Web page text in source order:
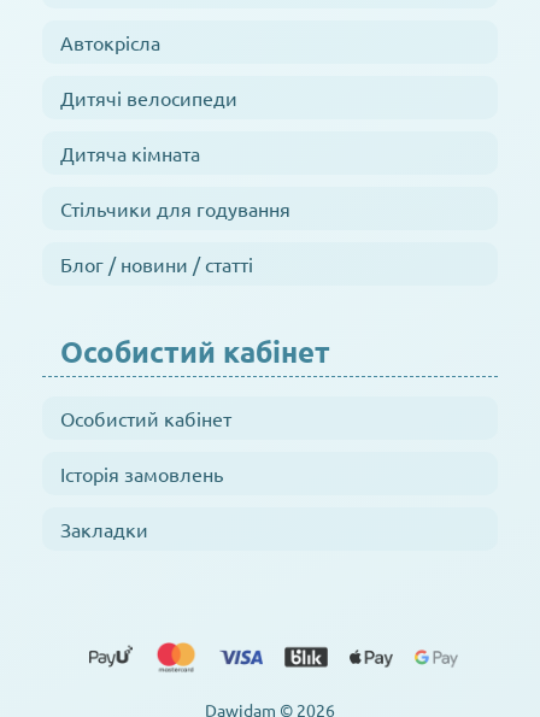
Автокрісла
Дитячі велосипеди
Дитяча кімната
Стільчики для годування
Блог / новини / статті
Особистий кабінет
Особистий кабінет
Історія замовлень
Закладки
Dawidam © 2026